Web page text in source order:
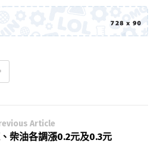
Article
柴油各調漲0.2元及0.3元